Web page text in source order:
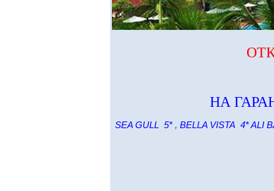
НА
SEA GULL 5* , BELLA VISTA 4* ALI